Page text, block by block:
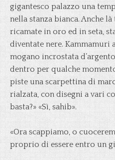
gigantesco palazzo una
nella stanza bianca. Anche
ricamate in oro ed in seta,
diventate nere. Kammamuri
mogano incrostata
dentro per qualche
piste una scarpettina di
rialzata, con disegni a vari
basta?» «Sì, sahib».
«Ora scappiamo, o
proprio di essere entro un